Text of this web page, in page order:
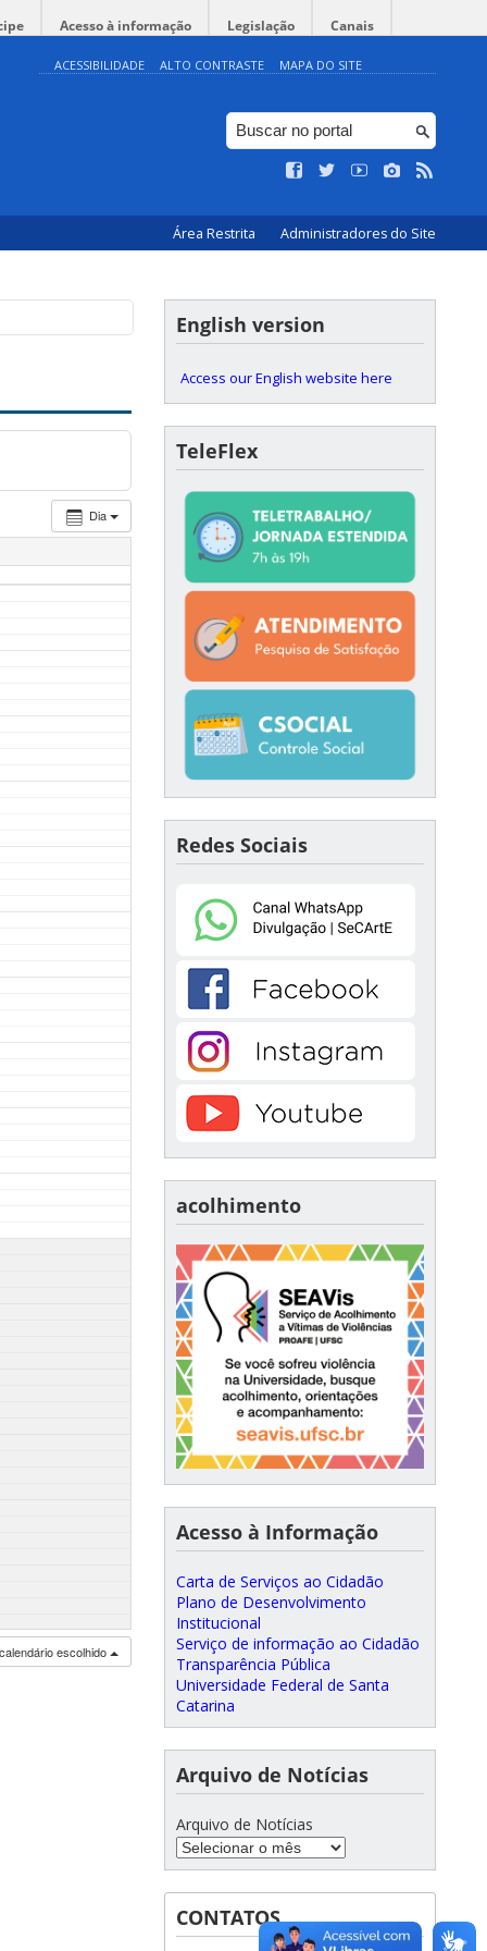
Acesso à informação Legislação Canais
ACESSIBILIDADE ALTO CONTRASTE MAPA DO SITE
Área Restrita Administradores do Site
Dia
escolhido
English version
Access our English website here
TeleFlex
Redes Sociais
acolhimento
Acesso à Informação
Carta de Serviços ao Cidadão
Plano de Desenvolvimento
Institucional
Serviço de informação ao Cidadão
Transparência Pública
Universidade Federal de Santa
Catarina
Arquivo de Notícias
Arquivo de Notícias
CONTATOS